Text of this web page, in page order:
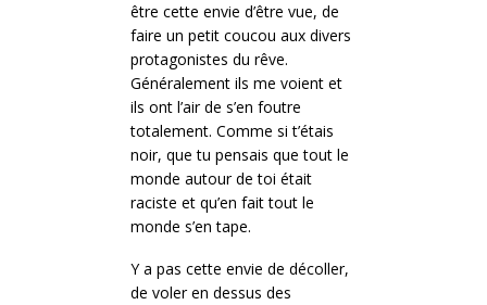
être cette envie d’être vue, de
faire un petit coucou aux divers
protagonistes du rêve.
Généralement ils me voient et
ils ont l’air de s’en foutre
totalement. Comme si t’étais
noir, que tu pensais que tout le
monde autour de toi était
raciste et qu’en fait tout le
monde s’en tape.
Y a pas cette envie de décoller,
de voler en dessus des